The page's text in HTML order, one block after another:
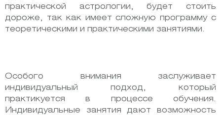
практической астрологии, будет стоить
дороже, так как имеет сложную программу с
теоретическими и практическими занятиями.
Особого внимания заслуживает
индивидуальный подход, который
практикуется в процессе обучения.
Индивидуальные занятия дают возможность